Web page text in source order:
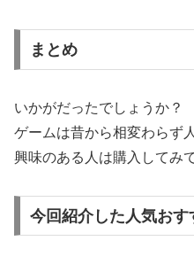
まとめ
いかがだったでしょうか？
ゲームは昔から相変わらず
興味のある人は購入してみ
今回紹介した人気おす